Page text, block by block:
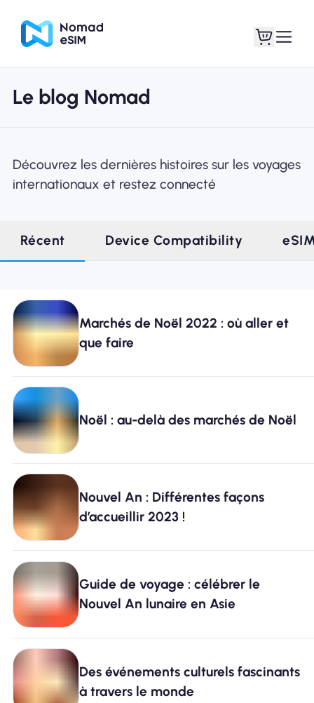
Connexion /
Pourquoi Nomad eSIM
Utiliser une eSIM
Pour le business
Le blog Nomad
Découvrez les dernières histoires sur les voyages
internationaux et restez connecté
Récent Device Compatibility
Marchés de Noël 2022 : où aller et
que faire
Noël : au-delà des marchés de Noël
Nouvel An : Différentes façons
d’accueillir 2023 !
Guide de voyage : célébrer le
Nouvel An lunaire en Asie
Des événements culturels fascinants
à travers le monde